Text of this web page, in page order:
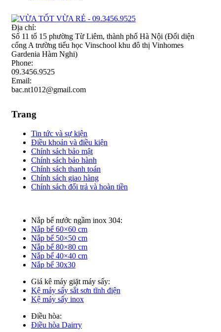
Địa chỉ:
Số 11 tổ 15 phường Từ Liêm, thành phố Hà Nội (Đối diện
cổng A trường tiểu học Vinschool khu đô thị Vinhomes
Gardenia Hàm Nghi)
Phone:
09.3456.9525
Email:
bac.nt1012@gmail.com
Trang
Tin tức và sự kiện
Điều khoản và điều kiện
Chính sách bảo mật
Chính sách bảo hành
Chính sách thanh toán
Chính sách giao hàng
Chính sách đổi trả và hoàn tiền
Nắp bể nước ngầm inox 304:
Nắp bể 60×60 cm
Nắp bể 50×50 cm
Nắp bể 80×80 cm
Nắp bể 40×40 cm
Nắp bể 30x30
Giá kê máy giặt máy sấy:
Kệ máy sấy sắt sơn tĩnh điện
Kệ máy sấy inox
Điều hòa:
Điều hòa Dairry